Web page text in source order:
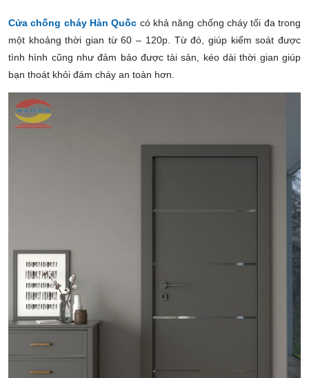
Cửa chống cháy Hàn Quốc có khả năng chống cháy tối đa trong
một khoảng thời gian từ 60 – 120p. Từ đó, giúp kiểm soát được
tình hình cũng như đảm bảo được tài sản, kéo dài thời gian giúp
bạn thoát khỏi đám cháy an toàn hơn.